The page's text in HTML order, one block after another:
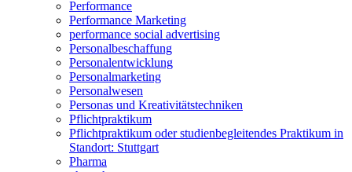
Performance
Performance Marketing
performance social advertising
Personalbeschaffung
Personalentwicklung
Personalmarketing
Personalwesen
Personas und Kreativitätstechniken
Pflichtpraktikum
Pflichtpraktikum oder studienbegleitendes Praktikum in
Standort: Stuttgart
Pharma